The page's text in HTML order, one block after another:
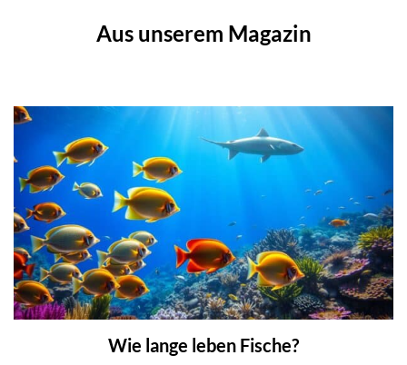
Aus unserem Magazin
Wie lange leben Fische?